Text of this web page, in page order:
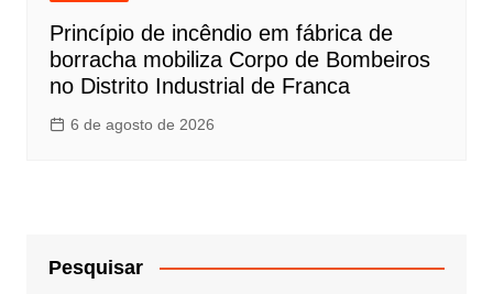
Princípio de incêndio em fábrica de
borracha mobiliza Corpo de Bombeiros
no Distrito Industrial de Franca
6 de agosto de 2026
Pesquisar